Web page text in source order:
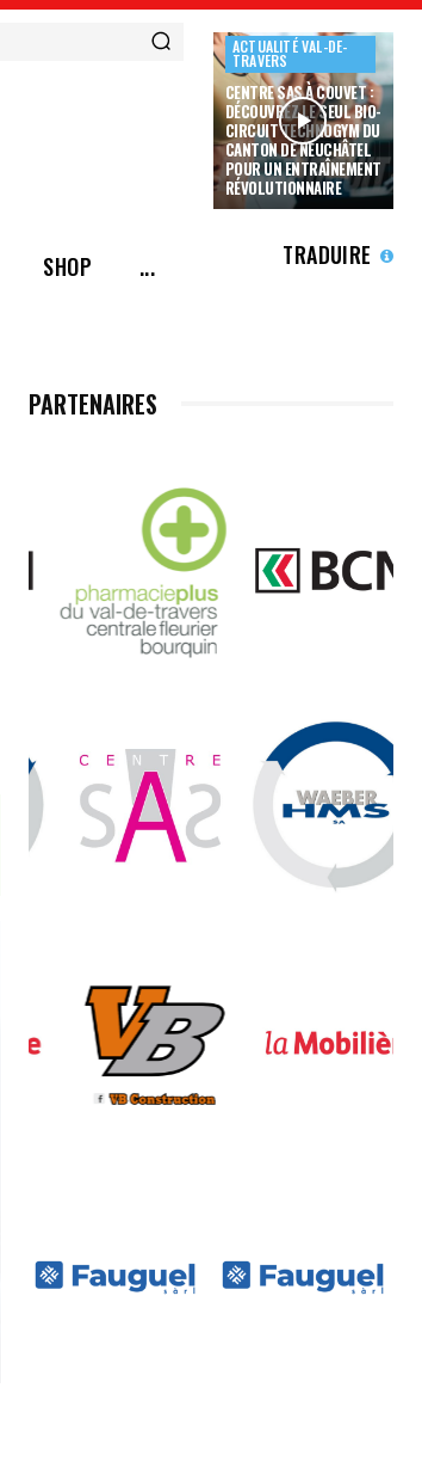
ACTUALITÉ VAL-DE-
TRAVERS
CENTRE SAS À COUVET :
DÉCOUVREZ LE SEUL BIO-
CIRCUIT TECHNOGYM DU
CANTON DE NEUCHÂTEL
POUR UN ENTRAÎNEMENT
RÉVOLUTIONNAIRE
SHOP ... TRADUIRE
PARTENAIRES